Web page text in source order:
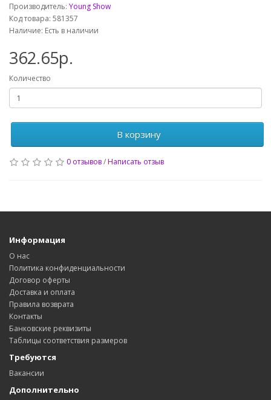
Производитель: Young Show
Код товара: 581357
Наличие: Есть в наличии
362.65р.
Количество
В корзину
0 отзывов/Написать отзыв
Информация
О нас
Политика конфиденциальности
Договор оферты
Доставка и оплата
Правила возврата
Контакты
Банковские реквизиты
Таблицы соответствия размеров
Требуются
Вакансии
Дополнительно